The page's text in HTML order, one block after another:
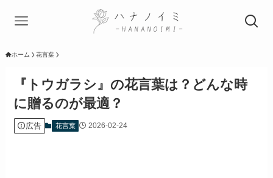
ホーム 花言葉
『トウガラシ』の花言葉は？どんな時
に贈るのが最適？
広告 花言葉 2026-02-24